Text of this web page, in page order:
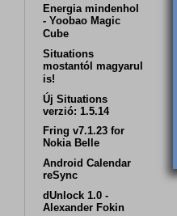
Energia mindenhol
- Yoobao Magic
Cube
Situations
mostantól magyarul
is!
Új Situations
verzió: 1.5.14
Fring v7.1.23 for
Nokia Belle
Android Calendar
reSync
dUnlock 1.0 -
Alexander Fokin